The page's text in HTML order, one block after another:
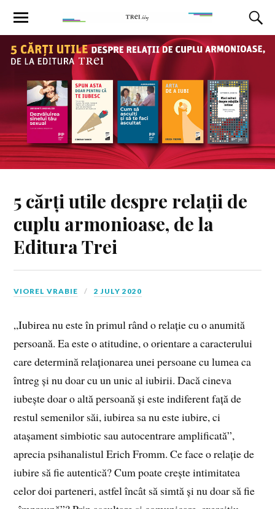
5 cărți utile despre relații de
cuplu armonioase, de la
Editura Trei
VIOREL VRABIE 2 JULY 2020
„Iubirea nu este în primul rând o relație cu o anumită
persoană. Ea este o atitudine, o orientare a caracterului
care determină relaționarea unei persoane cu lumea ca
întreg și nu doar cu un unic al iubirii. Dacă cineva
iubește doar o altă persoană și este indiferent față de
restul semenilor săi, iubirea sa nu este iubire, ci
atașament simbiotic sau autocentrare amplificată”,
aprecia psihanalistul Erich Fromm. Ce face o relație de
iubire să fie autentică? Cum poate crește intimitatea
celor doi parteneri, astfel încât să simtă și nu doar să fie